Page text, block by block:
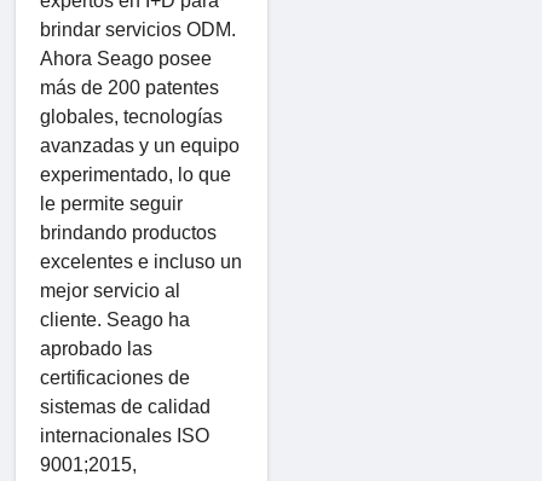
brindar servicios ODM.
Ahora Seago posee
más de 200 patentes
globales, tecnologías
avanzadas y un equipo
experimentado, lo que
le permite seguir
brindando productos
excelentes e incluso un
mejor servicio al
cliente. Seago ha
aprobado las
certificaciones de
sistemas de calidad
internacionales ISO
9001;2015,